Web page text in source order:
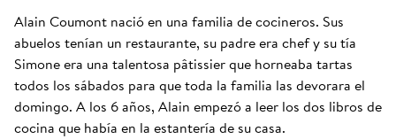
Alain Coumont nació en una familia de cocineros. Sus
abuelos tenían un restaurante, su padre era chef y su tía
Simone era una talentosa pâtissier que horneaba tartas
todos los sábados para que toda la familia las devorara el
domingo. A los 6 años, Alain empezó a leer los dos libros de
cocina que había en la estantería de su casa.